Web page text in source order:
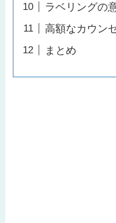
ラベリングの
高額なカウン
まとめ